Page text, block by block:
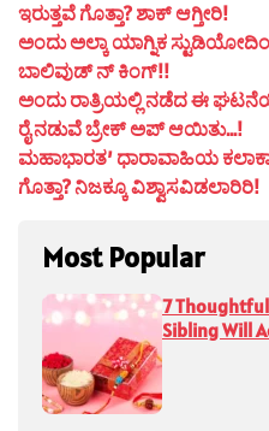
ಇರುತ್ತವೆ ಗೊತ್ತಾ? ಶಾಕ್ ಆಗ್ತೀರಿ!
ಅಂದು ಅಲ್ಕಾ ಯಾಗ್ನಿಕ
ಬಾಲಿವುಡ್ ನ್ ಕಿಂಗ್!!
ಅಂದು ರಾತ್ರಿಯಲ್ಲಿ ನಡೆದ ಈ
ರೈ ನಡುವೆ ಬ್ರೇಕ್ ಅಪ್ ಆಯಿತು…!
ಮಹಾಭಾರತ’ ಧಾರಾವಾಹಿಯ
ಗೊತ್ತಾ? ನಿಜಕ್ಕೂ ವಿಶ್ವಾಸವಿಡಲಾರಿರಿ!
Most Popular
7
Sibling Will